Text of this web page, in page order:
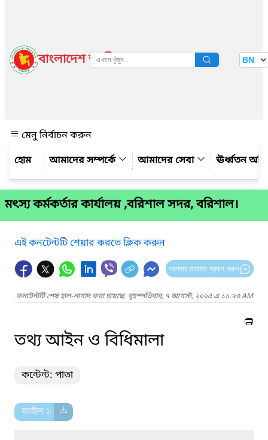
বাংলাদেশ জাতীয় তথ্য বাতায়ন BN
মেনু নির্বাচন করুন
আমাদের সম্পর্কে
আমাদের সেবা ঊর্ধ্বতন
মৎস্য কর্মকর্তার কার্যালয় ,বরিশাল সদর, বরিশাল।
এই কনটেন্টটি শেয়ার করতে ক্লিক করুন
আপনার মতামত প্রদান করুন
কনটেন্টটি শেষ হাল-নাগাদ করা হয়েছে: বৃহস্পতিবার, ৭ আগস্ট, ২০২৫ এ ১১:২৩ AM
তথ্য আইন ও বিধিমালা
কন্টেন্ট: পাতা
ফাইল ১